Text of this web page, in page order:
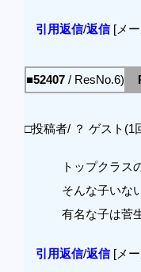
引用返信/返信[メー
■52407 / ResNo.6)
□投稿者/ ？ ゲスト(1
トップクラス
そんな子いな
有名な子は菅
引用返信/返信[メー